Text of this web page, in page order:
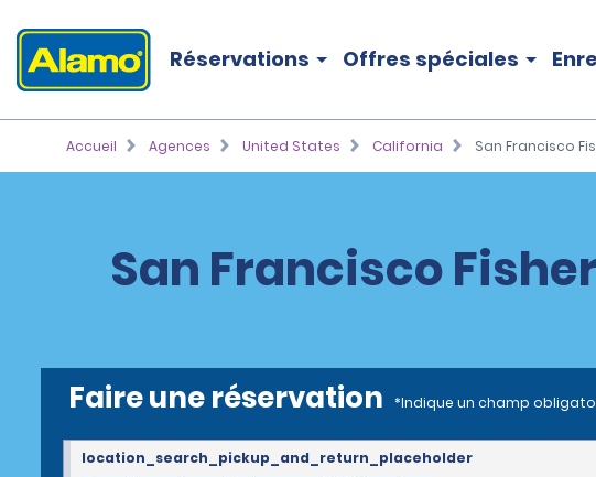
Réservations Offres spéciales
Accueil Agences United States California San Francisco
San Francisco
Faire une réservation *Indique un champ
location_search_pickup_and_return_placeholder